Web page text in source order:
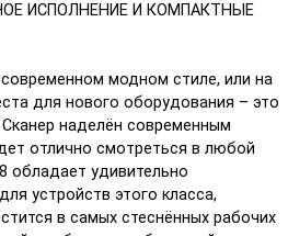
ИСПОЛНЕНИЕ И КОМПАКТНЫЕ
модном стиле, или на
для нового оборудования – это
наделён современным
отлично смотреться в любой
обладает удивительно
устройств этого класса,
в самых стеснённых рабочих